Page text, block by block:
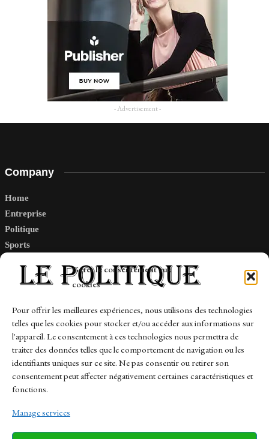
Gérer le consentement aux
cookies
Pour offrir les meilleures expériences, nous utilisons des technologies
telles que les cookies pour stocker et/ou accéder aux informations sur
l'appareil. Le consentement à ces technologies nous permettra de
traiter des données telles que le comportement de navigation ou les
identifiants uniques sur ce site. Ne pas consentir ou retirer son
consentement peut affecter négativement certaines caractéristiques et
fonctions.
Manage services
- Advertisement -
Company
Home
Entreprise
Politique
Sports
Links
Contact
Sitemap
News Finance-Marches Politics